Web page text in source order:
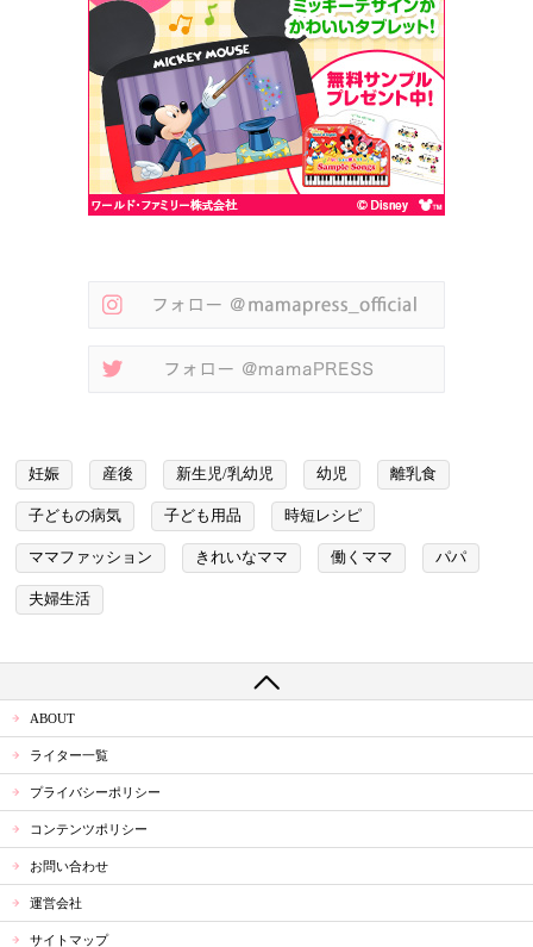
妊娠 産後 新生児/乳幼児 幼児 離乳食
子どもの病気 子ども用品 時短レシピ
ママファッション きれいなママ 働くママ パパ
夫婦生活
ABOUT
ライター一覧
プライバシーポリシー
コンテンツポリシー
お問い合わせ
運営会社
サイトマップ